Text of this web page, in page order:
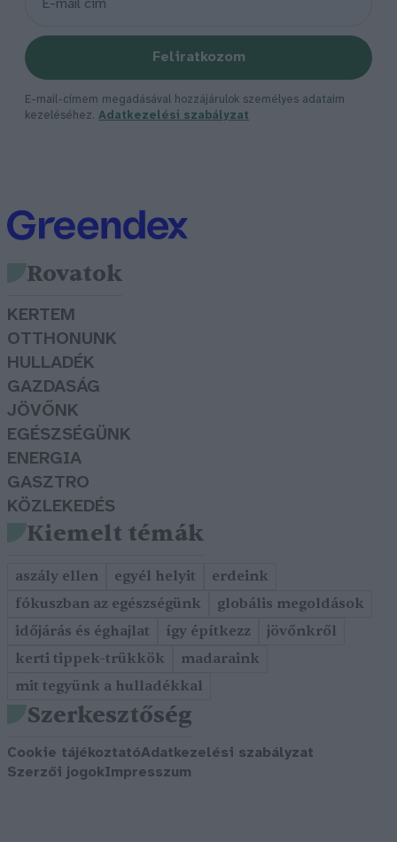
Feliratkozom
E-mail-címem megadásával hozzájárulok személyes adataim
kezeléséhez. Adatkezelési szabályzat
Rovatok
KERTEM
OTTHONUNK
HULLADÉK
GAZDASÁG
JÖVŐNK
EGÉSZSÉGÜNK
ENERGIA
GASZTRO
KÖZLEKEDÉS
Kiemelt témák
aszály ellen egyél helyit
erdeink
fókuszban az egészségünk
globális megoldások
időjárás és éghajlat
így építkezz
jövőnkről
kerti tippek-trükkök
madaraink
mit tegyünk a hulladékkal
Szerkesztőség
Cookie tájékoztatóAdatkezelési szabályzat
Szerzői jogokImpresszum